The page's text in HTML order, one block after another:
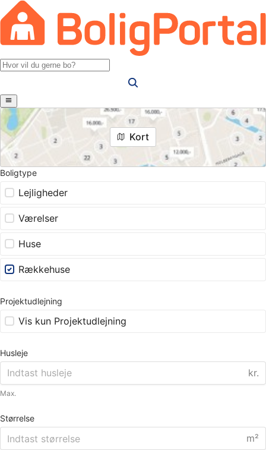
Kort
Boligtype
Lejligheder
Værelser
Huse
Rækkehuse
Projektudlejning
Vis kun Projektudlejning
Husleje
kr.
Max.
Størrelse
m²